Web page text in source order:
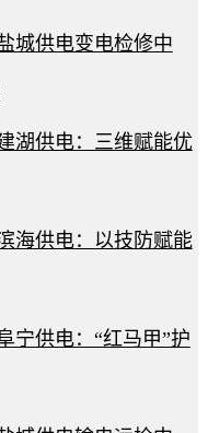
城供电变电检修中
湖供电：三维赋能优
海供电：以技防赋能
宁供电：“红马甲”护